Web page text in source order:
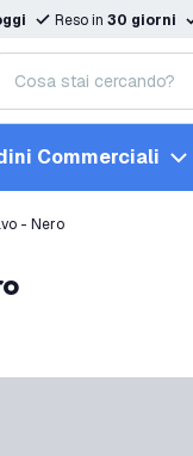
Reso in 30 giorni
Commerciali
- Nero